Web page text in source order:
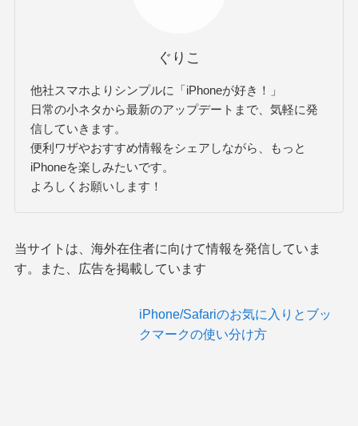
ぐりこ
他社スマホよりシンプルに「iPhoneが好き！」
日常の小ネタから最新のアップデートまで、気軽に発
信していきます。
便利ワザやおすすめ情報をシェアしながら、もっと
iPhoneを楽しみたいです。
よろしくお願いします！
当サイトは、海外在住者に向けて情報を発信していま
す。また、広告を掲載しています
iPhone/Safariのお気に入りとブッ
クマークの使い分け方